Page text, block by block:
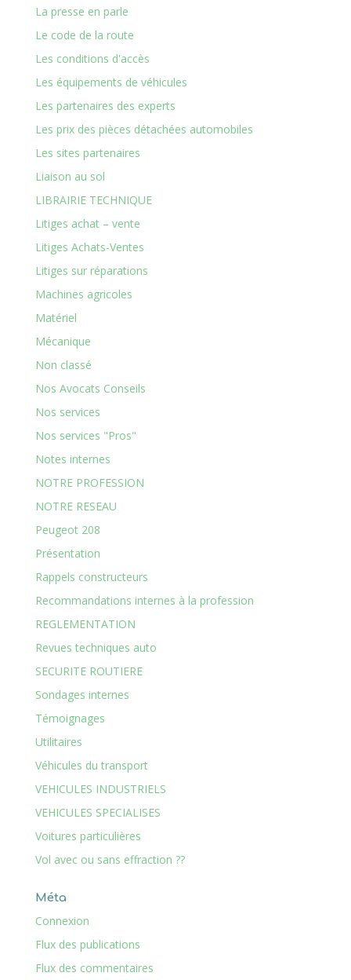
La presse en parle
Le code de la route
Les conditions d'accès
Les équipements de véhicules
Les partenaires des experts
Les prix des pièces détachées automobiles
Les sites partenaires
Liaison au sol
LIBRAIRIE TECHNIQUE
Litiges achat – vente
Litiges Achats-Ventes
Litiges sur réparations
Machines agricoles
Matériel
Mécanique
Non classé
Nos Avocats Conseils
Nos services
Nos services "Pros"
Notes internes
NOTRE PROFESSION
NOTRE RESEAU
Peugeot 208
Présentation
Rappels constructeurs
Recommandations internes à la profession
REGLEMENTATION
Revues techniques auto
SECURITE ROUTIERE
Sondages internes
Témoignages
Utilitaires
Véhicules du transport
VEHICULES INDUSTRIELS
VEHICULES SPECIALISES
Voitures particulières
Vol avec ou sans effraction ??
Méta
Connexion
Flux des publications
Flux des commentaires